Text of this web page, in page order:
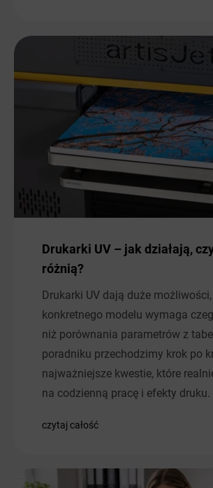
Drukarki UV – jak działają,
różnią?
Drukarki UV dają duże
konkretnego modelu wymaga
niż porównania parametrów z
poradniku przechodzimy krok po
najważniejsze kwestie, które
na codzienną pracę i efekty druku.
czytaj całość